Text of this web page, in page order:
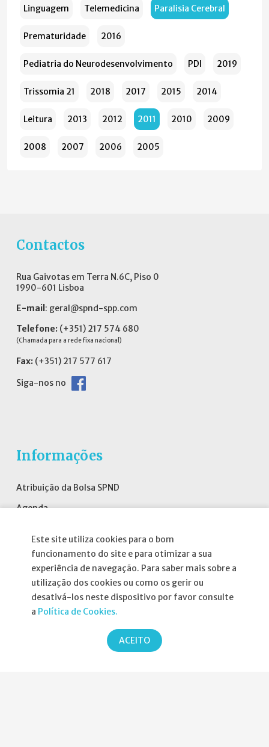
Este site utiliza cookies para o bom
funcionamento do site e para otimizar a sua
experiência de navegação. Para saber mais sobre a
utilização dos cookies ou como os gerir ou
desativá-los neste dispositivo por favor consulte
a Política de Cookies.
ACEITO
Linguagem Telemedicina Paralisia Cerebral
Prematuridade 2016
Pediatria do Neurodesenvolvimento PDI 2019
Trissomia 21 2018 2017 2015 2014
Leitura 2013 2012 2011 2010 2009
2008 2007 2006 2005
Contactos
Rua Gaivotas em Terra N.6C, Piso 0
1990-601 Lisboa
E-mail : geral@spnd-spp.com
Telefone: (+351) 217 574 680
(Chamada para a rede fixa nacional)
Fax: (+351) 217 577 617
Siga-nos no
Informações
Atribuição da Bolsa SPND
Agenda
Parcerias